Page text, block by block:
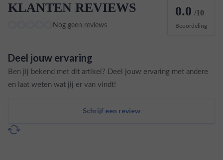
KLANTEN REVIEWS
Nog geen reviews
0.0 /10
Beoordeling
Deel jouw ervaring
Ben jij bekend met dit artikel? Deel jouw ervaring met andere
en laat weten wat jij er van vindt!
Schrijf een review